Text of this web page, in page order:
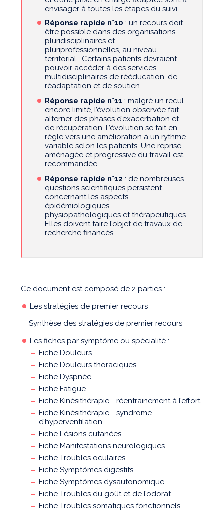
envisager à toutes les étapes du suivi.
Réponse rapide n°10 : un recours doit
être possible dans des organisations
pluridisciplinaires et
pluriprofessionnelles, au niveau
territorial. Certains patients devraient
pouvoir accéder à des services
multidisciplinaires de rééducation, de
réadaptation et de soutien.
Réponse rapide n°11 : malgré un recul
encore limité, l’évolution observée fait
alterner des phases d’exacerbation et
de récupération. L’évolution se fait en
règle vers une amélioration à un rythme
variable selon les patients. Une reprise
aménagée et progressive du travail est
recommandée.
Réponse rapide n°12 : de nombreuses
questions scientifiques persistent
concernant les aspects
épidémiologiques,
physiopathologiques et thérapeutiques.
Elles doivent faire l’objet de travaux de
recherche financés.
Ce document est composé de 2 parties :
Les stratégies de premier recours
Synthèse des stratégies de premier recours
Les fiches par symptôme ou spécialité :
Fiche Douleurs
Fiche Douleurs thoraciques
Fiche Dyspnée
Fiche Fatigue
Fiche Kinésithérapie - réentrainement à l’effort
Fiche Kinésithérapie - syndrome
d’hyperventilation
Fiche Lésions cutanées
Fiche Manifestations neurologiques
Fiche Troubles oculaires
Fiche Symptômes digestifs
Fiche Symptômes dysautonomique
Fiche Troubles du goût et de l’odorat
Fiche Troubles somatiques fonctionnels